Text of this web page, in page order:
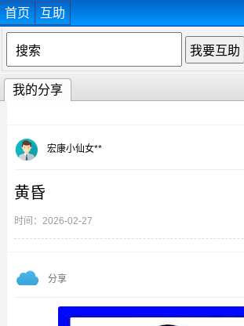
首页 互助
我的分享
黄昏
时间：2026-02-27
宏康小仙女**
分享